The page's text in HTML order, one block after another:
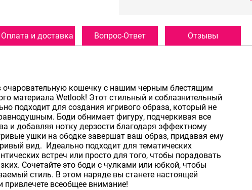
Оплата и доставка Вопрос-Ответ Отзывы
очаровательную кошечку с нашим черным блестящим
материала Wetlook! Этот стильный и соблазнительный
подходит для создания игривого образа, который не
Боди обнимает фигуру, подчеркивая все
и добавляя нотку дерзости благодаря эффектному
ушки на ободке завершат ваш образ, придавая ему
вид. Идеально подходит для тематических
встреч или просто для того, чтобы порадовать
Сочетайте это боди с чулками или юбкой, чтобы
стиль. В этом наряде вы станете настоящей
привлечете всеобщее внимание!